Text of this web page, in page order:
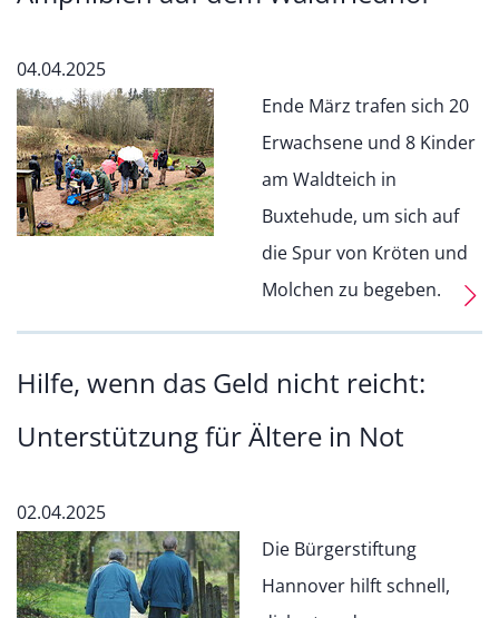
04.04.2025
Ende März trafen sich 20
Erwachsene und 8 Kinder
am Waldteich in
Buxtehude, um sich auf
die Spur von Kröten und
Molchen zu begeben.
Hilfe, wenn das Geld nicht reicht:
Unterstützung für Ältere in Not
02.04.2025
Die Bürgerstiftung
Hannover hilft schnell,